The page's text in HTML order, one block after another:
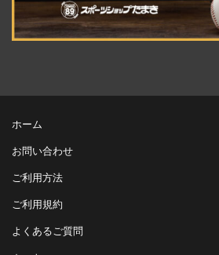
ホーム
お問い合わせ
ご利用方法
ご利用規約
よくあるご質問